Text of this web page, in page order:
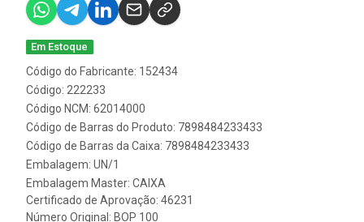
Em Estoque
Código do Fabricante: 152434
Código: 222233
Código NCM: 62014000
Código de Barras do Produto: 7898484233433
Código de Barras da Caixa: 7898484233433
Embalagem: UN/1
Embalagem Master: CAIXA
Certificado de Aprovação: 46231
Número Original: BOP 100